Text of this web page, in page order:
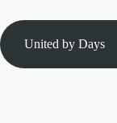
Inhalt
springen
United by Days